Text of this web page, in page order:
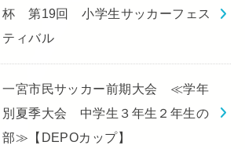
杯 第19回 小学生サッカーフェス
ティバル
一宮市民サッカー前期大会 ≪学年
別夏季大会 中学生３年生２年生の
部≫【DEPOカップ】